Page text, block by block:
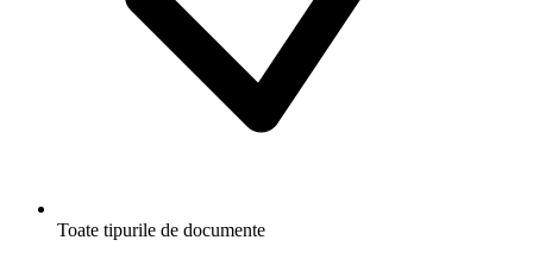
Toate tipurile de documente